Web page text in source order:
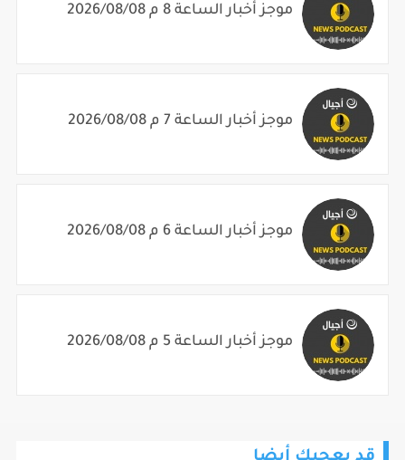
موجز أخبار الساعة 8 م 2026/08/08
موجز أخبار الساعة 7 م 2026/08/08
موجز أخبار الساعة 6 م 2026/08/08
موجز أخبار الساعة 5 م 2026/08/08